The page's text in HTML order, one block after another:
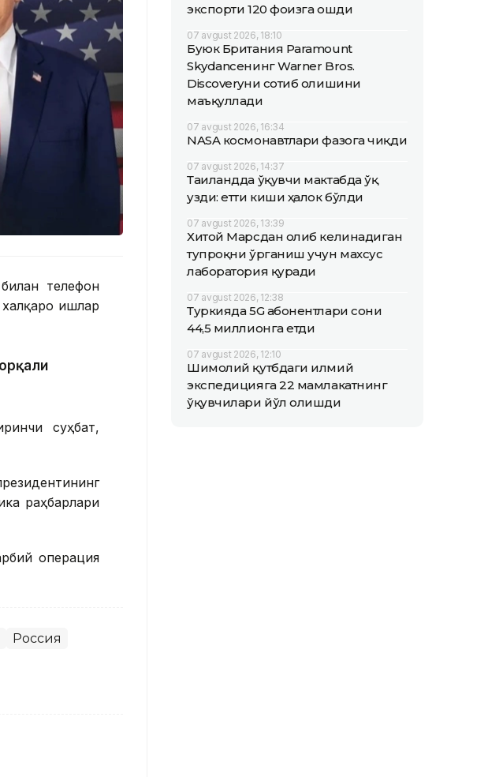
телефон
ишлар
суҳбат,
раҳбарлари
операция
Россия
экспорти 120 фоизга ошди
07 avgust 2026, 18:10
Буюк Британия Paramount
Skydanceнинг Warner Bros.
Discoveryни сотиб олишини
маъқуллади
07 avgust 2026, 16:34
NASA космонавтлари фазога чиқди
07 avgust 2026, 14:37
Таиландда ўқувчи мактабда ўқ
узди: етти киши ҳалок бўлди
07 avgust 2026, 13:39
Хитой Марсдан олиб келинадиган
тупроқни ўрганиш учун махсус
лаборатория қуради
07 avgust 2026, 12:38
Туркияда 5G абонентлари сони
44,5 миллионга етди
07 avgust 2026, 12:10
Шимолий қутбдаги илмий
экспедицияга 22 мамлакатнинг
ўқувчилари йўл олишди